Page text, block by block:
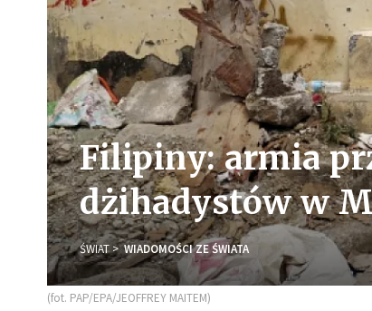
Filipiny: armia
dżihadystów w
ŚWIAT WIADOMOŚCI ZE ŚWIATA
(fot. PAP/EPA/JEOFFREY MAITEM)